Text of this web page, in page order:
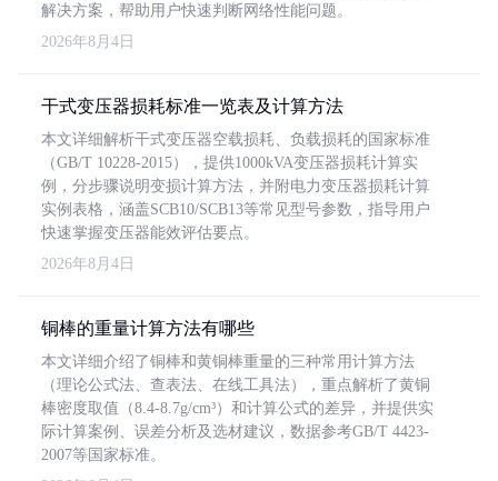
解决方案，帮助用户快速判断网络性能问题。
2026年8月4日
干式变压器损耗标准一览表及计算方法
本文详细解析干式变压器空载损耗、负载损耗的国家标准
（GB/T 10228-2015），提供1000kVA变压器损耗计算实
例，分步骤说明变损计算方法，并附电力变压器损耗计算
实例表格，涵盖SCB10/SCB13等常见型号参数，指导用户
快速掌握变压器能效评估要点。
2026年8月4日
铜棒的重量计算方法有哪些
本文详细介绍了铜棒和黄铜棒重量的三种常用计算方法
（理论公式法、查表法、在线工具法），重点解析了黄铜
棒密度取值（8.4-8.7g/cm³）和计算公式的差异，并提供实
际计算案例、误差分析及选材建议，数据参考GB/T 4423-
2007等国家标准。